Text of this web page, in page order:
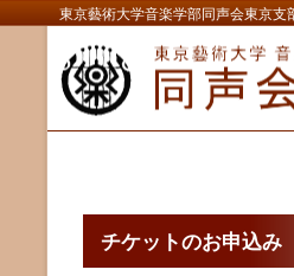
東京藝術大学音楽学部同声会東京
チケットのお申込み